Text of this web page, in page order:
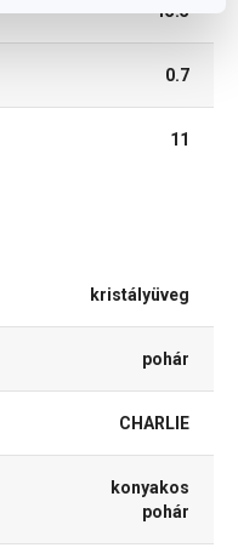
15.5
0.7
11
kristályüveg
pohár
CHARLIE
konyakos
pohár